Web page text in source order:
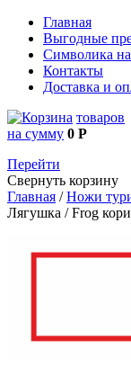
Главная
Выгодные
Символика на
Контакты
Доставка и
товаров
на сумму 0 Р
Перейти
Свернуть корзину
Главная /Ножи
Лягушка / Frog